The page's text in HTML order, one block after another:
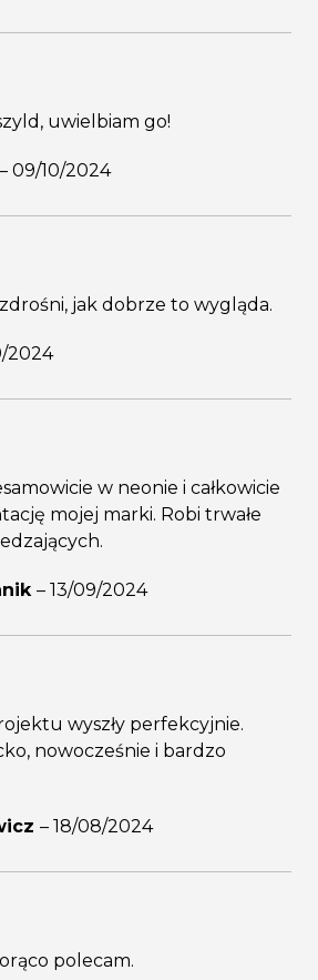
uwielbiam go!
– 09/10/2024
jak dobrze to wygląda.
2024
w neonie i całkowicie
mojej marki. Robi trwałe
– 13/09/2024
wyszły perfekcyjnie.
nowocześnie i bardzo
– 18/08/2024
polecam.